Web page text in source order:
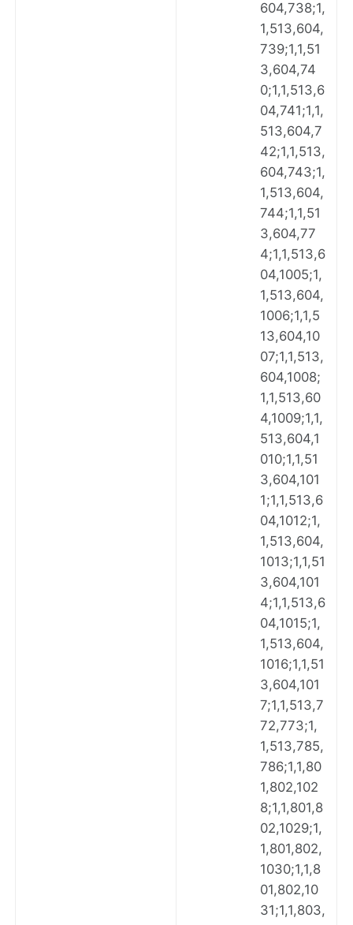
604,738;1,
1,513,604,
739;1,1,51
3,604,74
0;1,1,513,6
04,741;1,1,
513,604,7
42;1,1,513,
604,743;1,
1,513,604,
744;1,1,51
3,604,77
4;1,1,513,6
04,1005;1,
1,513,604,
1006;1,1,5
13,604,10
07;1,1,513,
604,1008;
1,1,513,60
4,1009;1,1,
513,604,1
010;1,1,51
3,604,101
1;1,1,513,6
04,1012;1,
1,513,604,
1013;1,1,51
3,604,101
4;1,1,513,6
04,1015;1,
1,513,604,
1016;1,1,51
3,604,101
7;1,1,513,7
72,773;1,
1,513,785,
786;1,1,80
1,802,102
8;1,1,801,8
02,1029;1,
1,801,802,
1030;1,1,8
01,802,10
31;1,1,803,